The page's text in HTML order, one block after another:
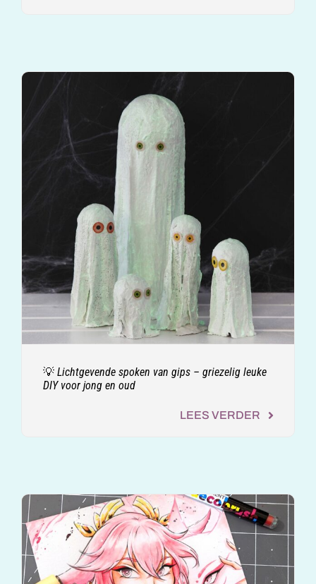
💡 Lichtgevende spoken van gips – griezelig leuke
DIY voor jong en oud
LEES VERDER